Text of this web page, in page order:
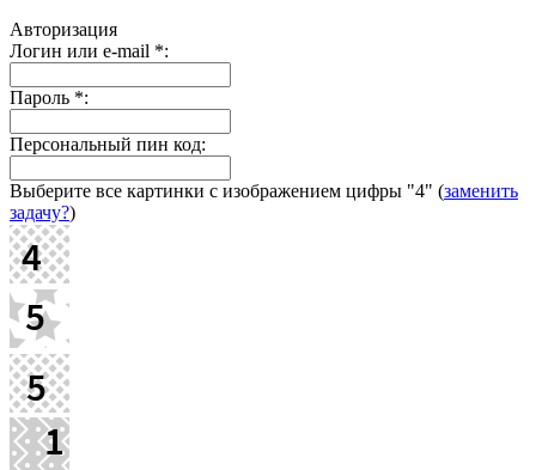
Авторизация
Логин или e-mail *:
Пароль *:
Персональный пин код:
Выберите все картинки с изображением цифры "4" (заменить
задачу?)